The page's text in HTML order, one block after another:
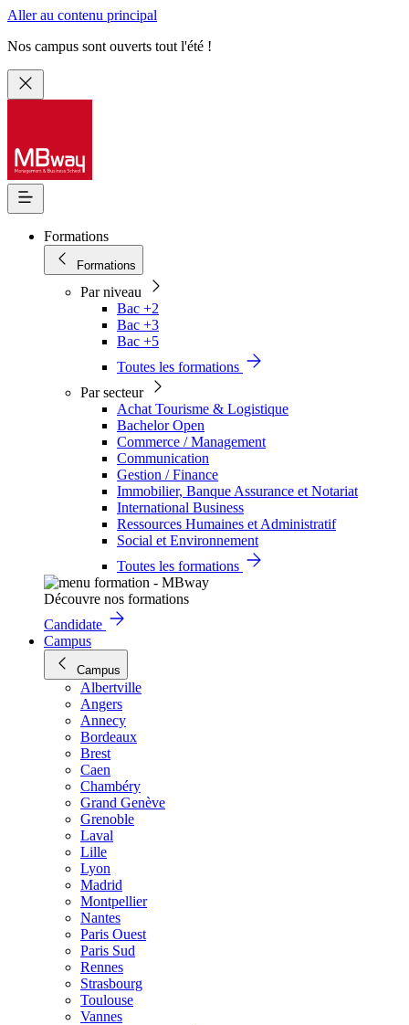
Aller au contenu principal
Nos campus sont ouverts tout l'été !
Formations
Formations
Par niveau
Bac +2
Bac +3
Bac +5
Toutes les formations
Par secteur
Achat Tourisme & Logistique
Bachelor Open
Commerce / Management
Communication
Gestion / Finance
Immobilier, Banque Assurance et Notariat
International Business
Ressources Humaines et Administratif
Social et Environnement
Toutes les formations
Découvre nos formations
Candidate
Campus
Campus
Albertville
Angers
Annecy
Bordeaux
Brest
Caen
Chambéry
Grand Genève
Grenoble
Laval
Lille
Lyon
Madrid
Montpellier
Nantes
Paris Ouest
Paris Sud
Rennes
Strasbourg
Toulouse
Vannes